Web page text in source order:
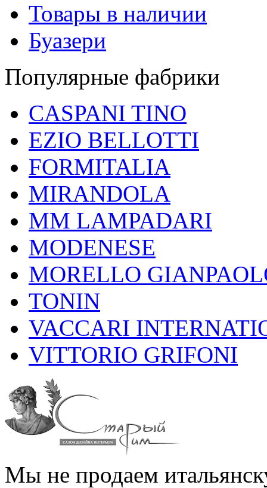
Товары в наличии
Буазери
Популярные фабрики
CASPANI TINO
EZIO BELLOTTI
FORMITALIA
MIRANDOLA
MM LAMPADARI
MODENESE
MORELLO
TONIN
VACCARI
VITTORIO GRIFONI
Мы не продаем